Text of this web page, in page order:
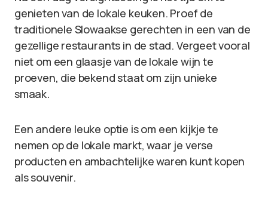
genieten van de lokale keuken. Proef de
traditionele Slowaakse gerechten in een van de
gezellige restaurants in de stad. Vergeet vooral
niet om een glaasje van de lokale wijn te
proeven, die bekend staat om zijn unieke
smaak.
Een andere leuke optie is om een kijkje te
nemen op de lokale markt, waar je verse
producten en ambachtelijke waren kunt kopen
als souvenir.